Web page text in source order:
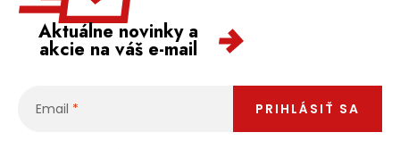
Aktuálne novinky a
akcie na váš e-mail
Email PRIHLÁSIŤ SA